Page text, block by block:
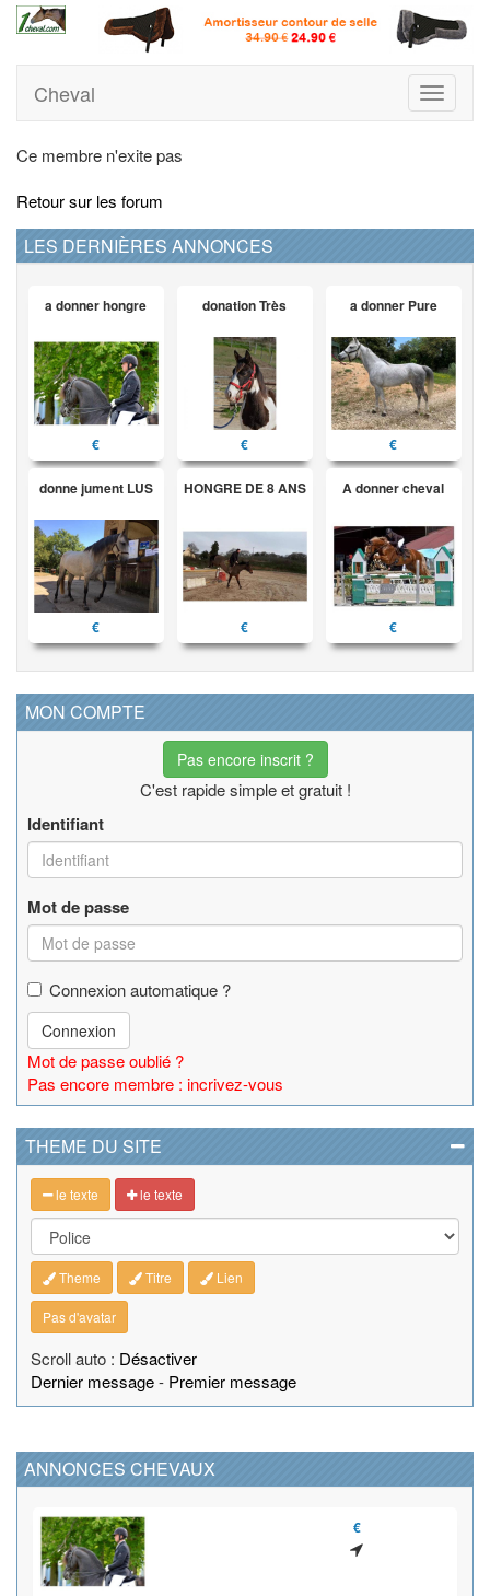
Toggle
Cheval
Ce membre n'exite pas
Retour sur les forum
LES DERNIÈRES ANNONCES
a donner hongre
€
donation Très
€
a donner Pure
€
donne jument LUS
€
HONGRE DE 8 ANS
€
A donner cheval
€
MON COMPTE
Pas encore inscrit ?
C'est rapide simple et gratuit !
Identifiant
Mot de passe
Connexion automatique ?
Connexion
Mot de passe oublié ?
Pas encore membre : incrivez-vous
THEME DU SITE
le texte le texte
Theme Titre Lien
Pas d'avatar
Scroll auto : Désactiver
Dernier message- Premier message
ANNONCES CHEVAUX
€